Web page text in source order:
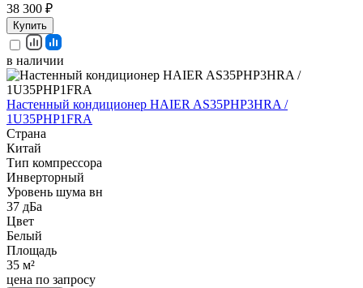
38 300 ₽
Купить
в наличии
Настенный кондиционер HAIER AS35PHP3HRA /
1U35PHP1FRA
Страна
Китай
Тип компрессора
Инверторный
Уровень шума вн
37 дБа
Цвет
Белый
Площадь
35 м²
цена по запросу